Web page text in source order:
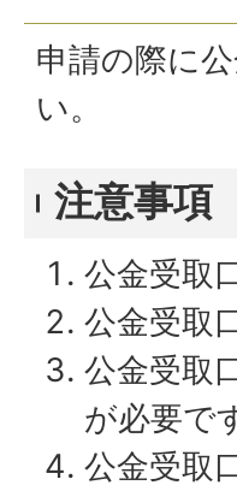
申請の際に
い。
注意事項
公金受取
公金受取
公金受取
が必要で
公金受取